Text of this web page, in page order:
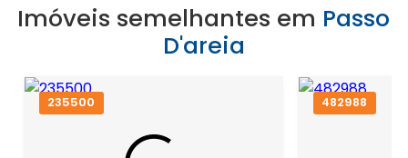
Imóveis semelhantes em Passo
D'areia
235500 482988